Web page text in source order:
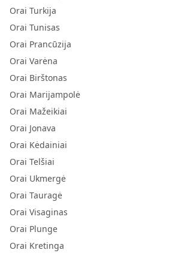
Orai Turkija
Orai Tunisas
Orai Prancūzija
Orai Varėna
Orai Birštonas
Orai Marijampolė
Orai Mažeikiai
Orai Jonava
Orai Kėdainiai
Orai Telšiai
Orai Ukmergė
Orai Tauragė
Orai Visaginas
Orai Plunge
Orai Kretinga